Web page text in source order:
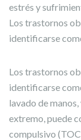
estrés y
Los trastornos
identificarse
Los trastornos
identificarse
lavado de
extremo, puede
compulsivo